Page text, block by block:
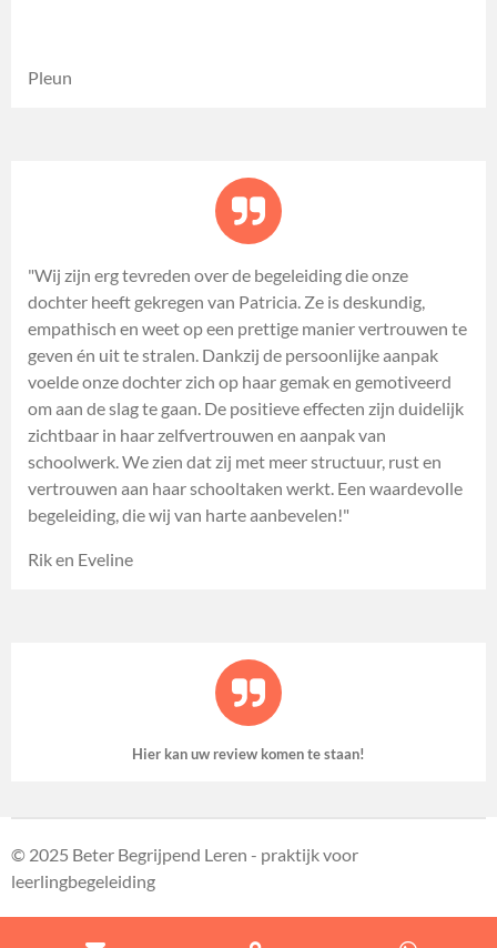
Pleun
"Wij zijn erg tevreden over de begeleiding die onze
dochter heeft gekregen van Patricia. Ze is deskundig,
empathisch en weet op een prettige manier vertrouwen te
geven én uit te stralen. Dankzij de persoonlijke aanpak
voelde onze dochter zich op haar gemak en gemotiveerd
om aan de slag te gaan. De positieve effecten zijn duidelijk
zichtbaar in haar zelfvertrouwen en aanpak van
schoolwerk. We zien dat zij met meer structuur, rust en
vertrouwen aan haar schooltaken werkt. Een waardevolle
begeleiding, die wij van harte aanbevelen!"
Rik en Eveline
Hier kan uw review komen te staan!
© 2025 Beter Begrijpend Leren - praktijk voor
leerlingbegeleiding